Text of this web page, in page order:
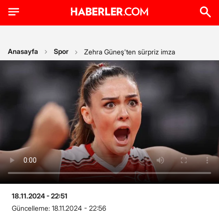
Anasayfa Spor Zehra Güneş'ten sürpriz imza
18.11.2024 - 22:51
Güncelleme: 18.11.2024 - 22:56